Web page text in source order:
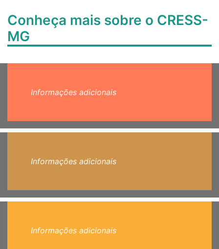
Conheça mais sobre o CRESS-
MG
Informações adicionais
Informações adicionais
Informações adicionais